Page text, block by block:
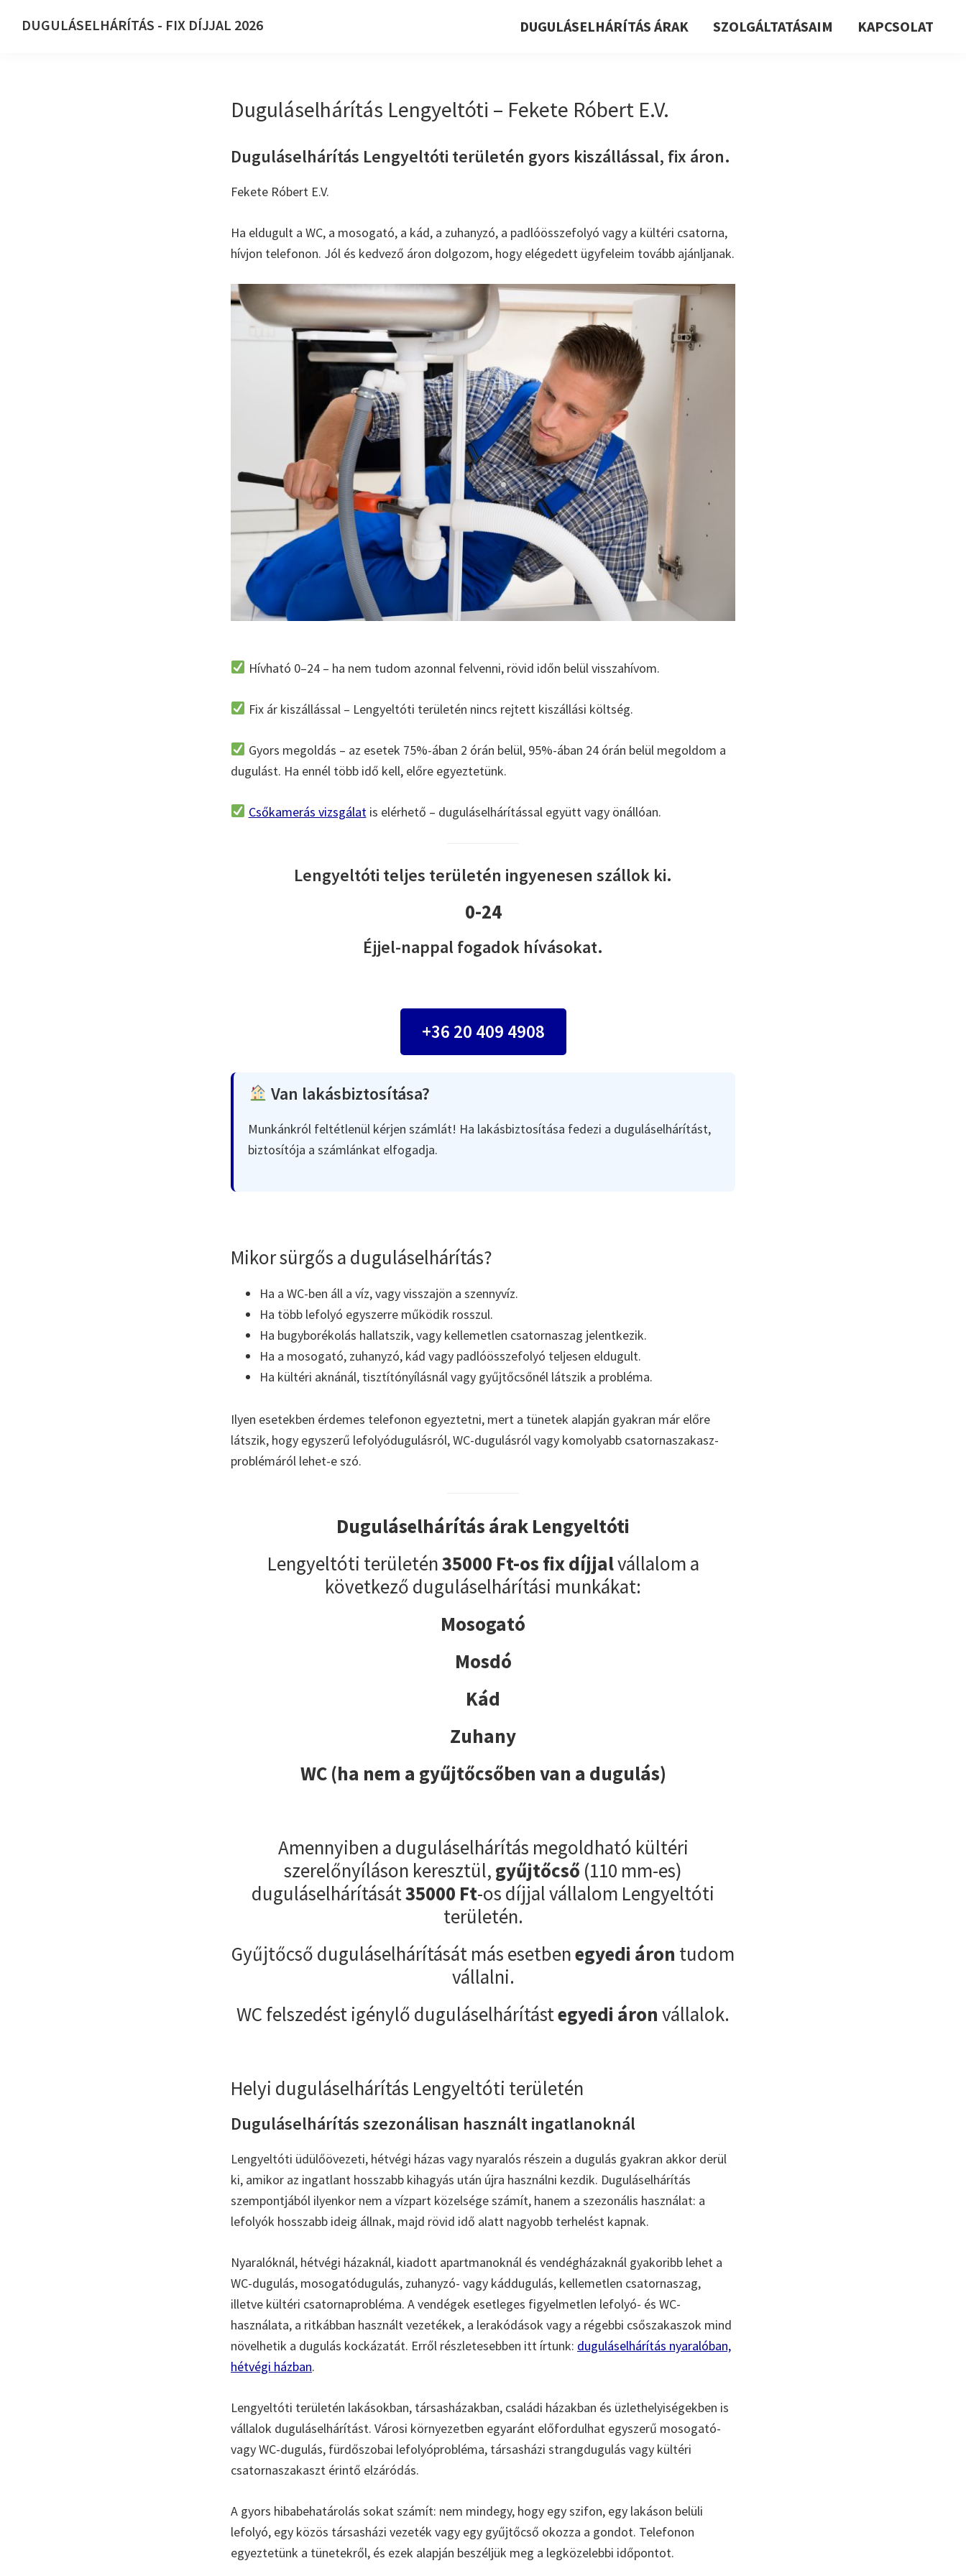
DUGULÁSELHÁRÍTÁS - FIX DÍJJAL 2026 DUGULÁSELHÁRÍTÁS ÁRAK SZOLGÁLTATÁSAIM KAPCSOLAT
Duguláselhárítás Lengyeltóti – Fekete Róbert E.V.
Duguláselhárítás Lengyeltóti területén gyors kiszállással, fix áron.
Fekete Róbert E.V.
Ha eldugult a WC, a mosogató, a kád, a zuhanyzó, a padlóösszefolyó vagy a kültéri csatorna,
hívjon telefonon. Jól és kedvező áron dolgozom, hogy elégedett ügyfeleim tovább ajánljanak.
Hívható 0–24 – ha nem tudom azonnal felvenni, rövid időn belül visszahívom.
Fix ár kiszállással – Lengyeltóti területén nincs rejtett kiszállási költség.
Gyors megoldás – az esetek 75%-ában 2 órán belül, 95%-ában 24 órán belül megoldom a
dugulást. Ha ennél több idő kell, előre egyeztetünk.
Csőkamerás vizsgálat is elérhető – duguláselhárítással együtt vagy önállóan.
Lengyeltóti teljes területén ingyenesen szállok ki.
0-24
Éjjel-nappal fogadok hívásokat.
+36 20 409 4908
Van lakásbiztosítása?
Munkánkról feltétlenül kérjen számlát! Ha lakásbiztosítása fedezi a duguláselhárítást,
biztosítója a számlánkat elfogadja.
Mikor sürgős a duguláselhárítás?
Ha a WC-ben áll a víz, vagy visszajön a szennyvíz.
Ha több lefolyó egyszerre működik rosszul.
Ha bugyborékolás hallatszik, vagy kellemetlen csatornaszag jelentkezik.
Ha a mosogató, zuhanyzó, kád vagy padlóösszefolyó teljesen eldugult.
Ha kültéri aknánál, tisztítónyílásnál vagy gyűjtőcsőnél látszik a probléma.
Ilyen esetekben érdemes telefonon egyeztetni, mert a tünetek alapján gyakran már előre
látszik, hogy egyszerű lefolyódugulásról, WC-dugulásról vagy komolyabb csatornaszakasz-
problémáról lehet-e szó.
Duguláselhárítás árak Lengyeltóti
Lengyeltóti területén35000 Ft-os fix díjjalvállalom a
következő duguláselhárítási munkákat:
Mosogató
Mosdó
Kád
Zuhany
WC (ha nem a gyűjtőcsőben van a dugulás)
Amennyiben a duguláselhárítás megoldható kültéri
szerelőnyíláson keresztül, gyűjtőcső (110 mm-es)
duguláselhárítását35000 Ft-os díjjal vállalom Lengyeltóti
területén.
Gyűjtőcső duguláselhárítását más esetbenegyedi áron tudom
vállalni.
WC felszedést igénylő duguláselhárítástegyedi áron vállalok.
Helyi duguláselhárítás Lengyeltóti területén
Duguláselhárítás szezonálisan használt ingatlanoknál
Lengyeltóti üdülőövezeti, hétvégi házas vagy nyaralós részein a dugulás gyakran akkor derül
ki, amikor az ingatlant hosszabb kihagyás után újra használni kezdik. Duguláselhárítás
szempontjából ilyenkor nem a vízpart közelsége számít, hanem a szezonális használat: a
lefolyók hosszabb ideig állnak, majd rövid idő alatt nagyobb terhelést kapnak.
Nyaralóknál, hétvégi házaknál, kiadott apartmanoknál és vendégházaknál gyakoribb lehet a
WC-dugulás, mosogatódugulás, zuhanyzó- vagy káddugulás, kellemetlen csatornaszag,
illetve kültéri csatornaprobléma. A vendégek esetleges figyelmetlen lefolyó- és WC-
használata, a ritkábban használt vezetékek, a lerakódások vagy a régebbi csőszakaszok mind
növelhetik a dugulás kockázatát. Erről részletesebben itt írtunk: duguláselhárítás nyaralóban,
hétvégi házban.
Lengyeltóti területén lakásokban, társasházakban, családi házakban és üzlethelyiségekben is
vállalok duguláselhárítást. Városi környezetben egyaránt előfordulhat egyszerű mosogató-
vagy WC-dugulás, fürdőszobai lefolyóprobléma, társasházi strangdugulás vagy kültéri
csatornaszakaszt érintő elzáródás.
A gyors hibabehatárolás sokat számít: nem mindegy, hogy egy szifon, egy lakáson belüli
lefolyó, egy közös társasházi vezeték vagy egy gyűjtőcső okozza a gondot. Telefonon
egyeztetünk a tünetekről, és ezek alapján beszéljük meg a legközelebbi időpontot.